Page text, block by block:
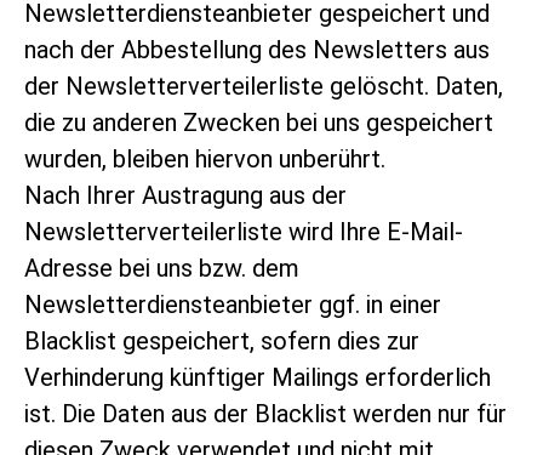
Newsletterdiensteanbieter gespeichert und
nach der Abbestellung des Newsletters aus
der Newsletterverteilerliste gelöscht. Daten,
die zu anderen Zwecken bei uns gespeichert
wurden, bleiben hiervon unberührt.
Nach Ihrer Austragung aus der
Newsletterverteilerliste wird Ihre E-Mail-
Adresse bei uns bzw. dem
Newsletterdiensteanbieter ggf. in einer
Blacklist gespeichert, sofern dies zur
Verhinderung künftiger Mailings erforderlich
ist. Die Daten aus der Blacklist werden nur für